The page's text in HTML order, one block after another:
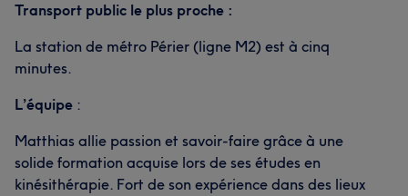
Transport public le plus proche :
La station de métro Périer (ligne M2) est à cinq
minutes.
L’équipe :
Matthias allie passion et savoir-faire grâce à une
solide formation acquise lors de ses études en
kinésithérapie. Fort de son expérience dans des lieux